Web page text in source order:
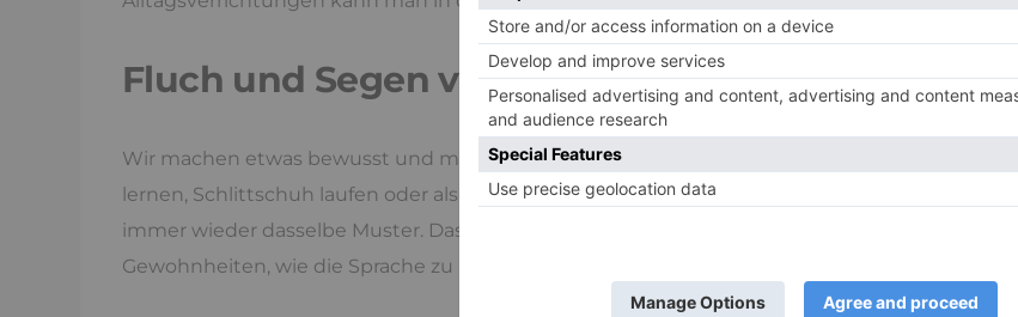
Fluch und Segen von Routinen
Wir machen etwas bewusst und mit Anstrengung, bis wir es können. Wenn wir Auto fahren
lernen, Schlittschuh laufen oder als Kind laufen lernen. Wenn wir es dann können, zeigt sich
immer wieder dasselbe Muster. Das Verhalten wird automatisiert. Das gilt auch für kognitive
Gewohnheiten, wie die Sprache zu lernen, die wir sprechen.